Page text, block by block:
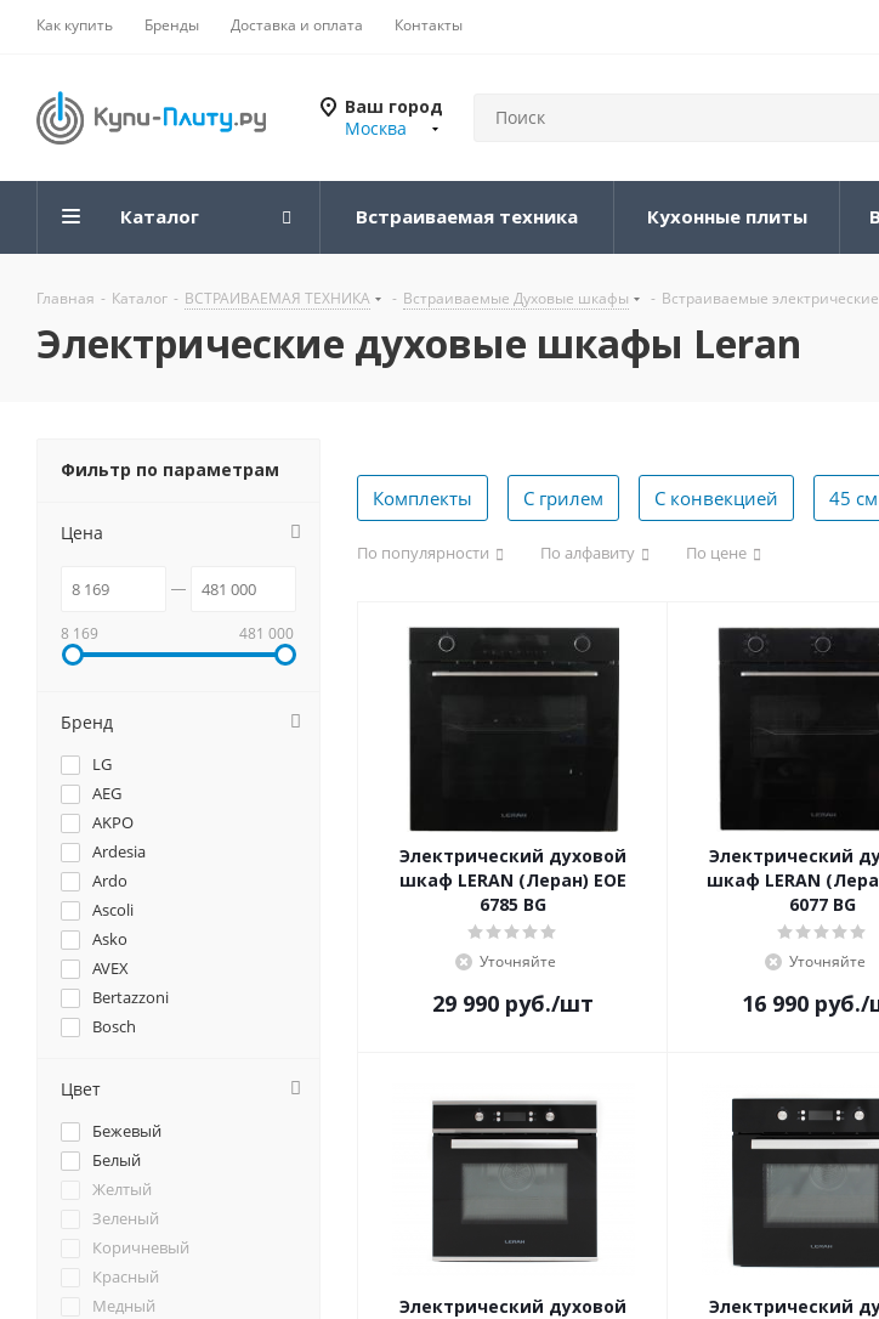
Как купить Бренды Доставка и оплата Контакты
Ваш город
Москва
Каталог Встраиваемая техника Кухонные плиты
Главная - Каталог - ВСТРАИВАЕМАЯ ТЕХНИКА - Встраиваемые Духовые шкафы - Встраиваемые
Электрические духовые шкафы Leran
Комплекты С грилем С конвекцией 45 см
По популярности По алфавиту По цене
Электрический духовой
шкаф LERAN (Леран) EOE
6785 BG
Уточняйте
29 990 руб./шт
Электрический
шкаф LERAN
6077 BG
Уточняйте
16 990 руб./
Электрический духовой
Электрический
Фильтр по параметрам
Цена
8 169 481 000
Бренд
LG
AEG
AKPO
Ardesia
Ardo
Ascoli
Asko
AVEX
Bertazzoni
Bosch
Candy
Cata
Darina
De Dietrich
DeLonghi
DeLuxe
Delvento
Цвет
Бежевый
Белый
Желтый
Зеленый
Коричневый
Красный
Медный